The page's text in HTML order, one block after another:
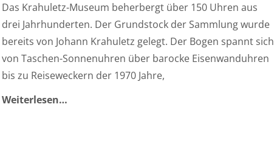
Das Krahuletz-Museum beherbergt über 150 Uhren aus
drei Jahrhunderten. Der Grundstock der Sammlung wurde
bereits von Johann Krahuletz gelegt. Der Bogen spannt sich
von Taschen-Sonnenuhren über barocke Eisenwanduhren
bis zu Reiseweckern der 1970 Jahre,
Weiterlesen…